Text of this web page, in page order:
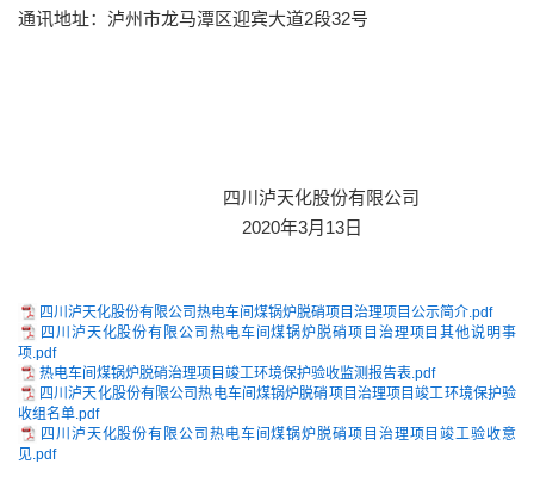
通讯地址：泸州市龙马潭区迎宾大道2段32号
四川泸天化股份有限公司
2020年3月13日
四川泸天化股份有限公司热电车间煤锅炉脱硝项目治理项目公示简介.pdf
四川泸天化股份有限公司热电车间煤锅炉脱硝项目治理项目其他说明事
项.pdf
热电车间煤锅炉脱硝治理项目竣工环境保护验收监测报告表.pdf
四川泸天化股份有限公司热电车间煤锅炉脱硝项目治理项目竣工环境保护验
收组名单.pdf
四川泸天化股份有限公司热电车间煤锅炉脱硝项目治理项目竣工验收意
见.pdf